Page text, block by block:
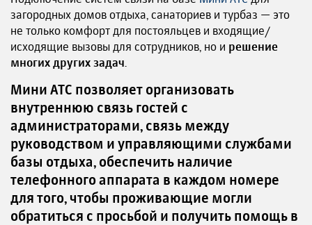
загородных домов отдыха, санаториев и турбаз — это
не только комфорт для постояльцев и входящие/
исходящие вызовы для сотрудников, но и решение
многих других задач.
Мини АТС позволяет организовать
внутреннюю связь гостей с
администраторами, связь между
руководством и управляющими службами
базы отдыха, обеспечить наличие
телефонного аппарата в каждом номере
для того, чтобы проживающие могли
обратиться с просьбой и получить помощь в